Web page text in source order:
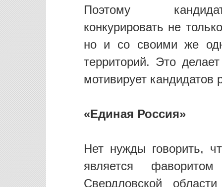
Поэтому
конкурировать не
но и со своими же
территорий. Это
мотивирует кандидатов
«Единая Россия»
Нет нужды говорить,
является
Свердловской